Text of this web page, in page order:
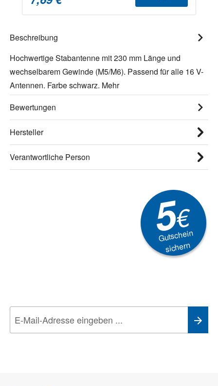
Beschreibung
Hochwertige Stabantenne mit 230 mm Länge und
wechselbarem Gewinde (M5/M6). Passend für alle 16 V-
Antennen. Farbe schwarz. Mehr
Bewertungen
Hersteller
Verantwortliche Person
5€
Gutschein
sichern